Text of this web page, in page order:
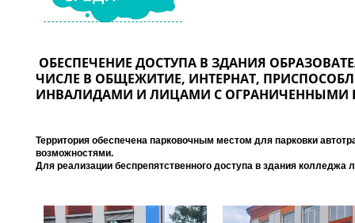
ОБЕСПЕЧЕНИЕ ДОСТУПА В ЗДАНИЯ
ЧИСЛЕ В ОБЩЕЖИТИЕ, ИНТЕРНАТ,
ИНВАЛИДАМИ И ЛИЦАМИ С ОГРАНИЧЕННЫМИ
Территория обеспечена парковочным местом для парковки
возможностями.
Для реализации беспрепятственного доступа в здания